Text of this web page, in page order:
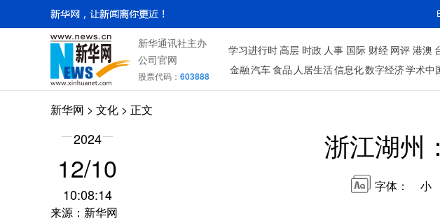
新华通讯社主办
公司官网
股票代码： 603888
学习进行时 高层 时政 人事 国际 财经 网评 港澳
金融 汽车 食品 人居生活信息化数字经济学术中
新华网 > 文化 > 正文
2024
12/10
10:08:14
来源：新华网
浙江湖州
字体： 小